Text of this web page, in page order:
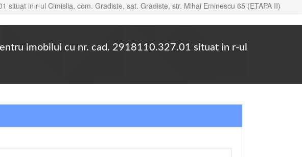
in r-ul Cimislia, com. Gradiste, sat. Gradiste, str. Mihai Eminescu 65 (ETAPA II)
imobilui cu nr. cad. 2918110.327.01 situat in r-ul